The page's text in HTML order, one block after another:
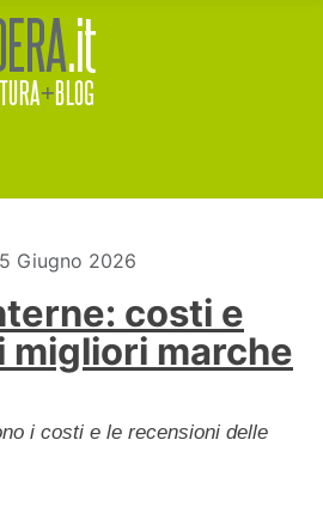
Giugno 2026
costi e
migliori marche
i costi e le recensioni delle